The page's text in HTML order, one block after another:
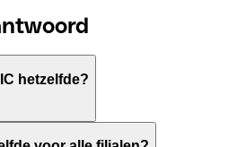
hetzelfde?